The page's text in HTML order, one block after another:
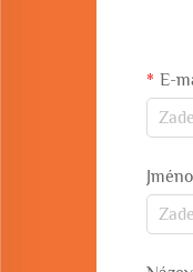
E-
Jméno